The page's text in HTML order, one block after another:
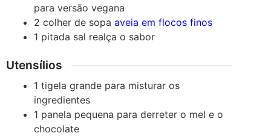
para versão vegana
2 colher de sopa aveia em flocos finos
1 pitada sal realça o sabor
Utensílios
1 tigela grande para misturar os
ingredientes
1 panela pequena para derreter o mel e o
chocolate